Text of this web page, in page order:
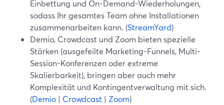
Einbettung und On-Demand-Wiederholungen,
sodass Ihr gesamtes Team ohne Installationen
zusammenarbeiten kann. (StreamYard)
Demio, Crowdcast und Zoom bieten spezielle
Stärken (ausgefeilte Marketing-Funnels, Multi-
Session-Konferenzen oder extreme
Skalierbarkeit), bringen aber auch mehr
Komplexität und Kontingentverwaltung mit sich.
(Demio | Crowdcast | Zoom)